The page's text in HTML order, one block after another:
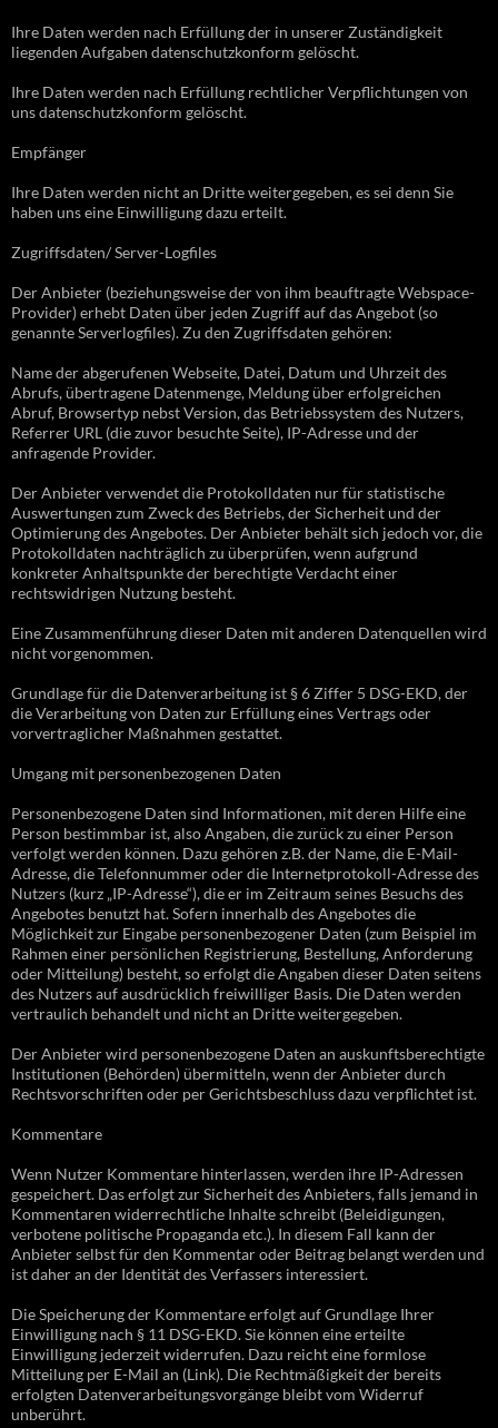
Ihre Daten werden nach Erfüllung der in unserer Zuständigkeit
liegenden Aufgaben datenschutzkonform gelöscht.
Ihre Daten werden nach Erfüllung rechtlicher Verpflichtungen von
uns datenschutzkonform gelöscht.
Empfänger
Ihre Daten werden nicht an Dritte weitergegeben, es sei denn Sie
haben uns eine Einwilligung dazu erteilt.
Zugriffsdaten/ Server-Logfiles
Der Anbieter (beziehungsweise der von ihm beauftragte Webspace-
Provider) erhebt Daten über jeden Zugriff auf das Angebot (so
genannte Serverlogfiles). Zu den Zugriffsdaten gehören:
Name der abgerufenen Webseite, Datei, Datum und Uhrzeit des
Abrufs, übertragene Datenmenge, Meldung über erfolgreichen
Abruf, Browsertyp nebst Version, das Betriebssystem des Nutzers,
Referrer URL (die zuvor besuchte Seite), IP-Adresse und der
anfragende Provider.
Der Anbieter verwendet die Protokolldaten nur für statistische
Auswertungen zum Zweck des Betriebs, der Sicherheit und der
Optimierung des Angebotes. Der Anbieter behält sich jedoch vor, die
Protokolldaten nachträglich zu überprüfen, wenn aufgrund
konkreter Anhaltspunkte der berechtigte Verdacht einer
rechtswidrigen Nutzung besteht.
Eine Zusammenführung dieser Daten mit anderen Datenquellen wird
nicht vorgenommen.
Grundlage für die Datenverarbeitung ist § 6 Ziffer 5 DSG-EKD, der
die Verarbeitung von Daten zur Erfüllung eines Vertrags oder
vorvertraglicher Maßnahmen gestattet.
Umgang mit personenbezogenen Daten
Personenbezogene Daten sind Informationen, mit deren Hilfe eine
Person bestimmbar ist, also Angaben, die zurück zu einer Person
verfolgt werden können. Dazu gehören z.B. der Name, die E-Mail-
Adresse, die Telefonnummer oder die Internetprotokoll-Adresse des
Nutzers (kurz „IP-Adresse“), die er im Zeitraum seines Besuchs des
Angebotes benutzt hat. Sofern innerhalb des Angebotes die
Möglichkeit zur Eingabe personenbezogener Daten (zum Beispiel im
Rahmen einer persönlichen Registrierung, Bestellung, Anforderung
oder Mitteilung) besteht, so erfolgt die Angaben dieser Daten seitens
des Nutzers auf ausdrücklich freiwilliger Basis. Die Daten werden
vertraulich behandelt und nicht an Dritte weitergegeben.
Der Anbieter wird personenbezogene Daten an auskunftsberechtigte
Institutionen (Behörden) übermitteln, wenn der Anbieter durch
Rechtsvorschriften oder per Gerichtsbeschluss dazu verpflichtet ist.
Kommentare
Wenn Nutzer Kommentare hinterlassen, werden ihre IP-Adressen
gespeichert. Das erfolgt zur Sicherheit des Anbieters, falls jemand in
Kommentaren widerrechtliche Inhalte schreibt (Beleidigungen,
verbotene politische Propaganda etc.). In diesem Fall kann der
Anbieter selbst für den Kommentar oder Beitrag belangt werden und
ist daher an der Identität des Verfassers interessiert.
Die Speicherung der Kommentare erfolgt auf Grundlage Ihrer
Einwilligung nach § 11 DSG-EKD. Sie können eine erteilte
Einwilligung jederzeit widerrufen. Dazu reicht eine formlose
Mitteilung per E-Mail an (Link). Die Rechtmäßigkeit der bereits
erfolgten Datenverarbeitungsvorgänge bleibt vom Widerruf
unberührt.